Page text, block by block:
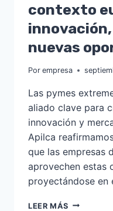
contexto
nuevas
Por empresa
Las pymes
aliado clave para
innovación y
Apilca
que las empresas
aprovechen estas
proyectándose en
LEER MÁS LA